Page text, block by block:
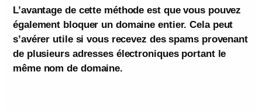
L’avantage de cette méthode est que vous pouvez
également bloquer un domaine entier. Cela peut
s’avérer utile si vous recevez des spams provenant
de plusieurs adresses électroniques portant le
même nom de domaine.